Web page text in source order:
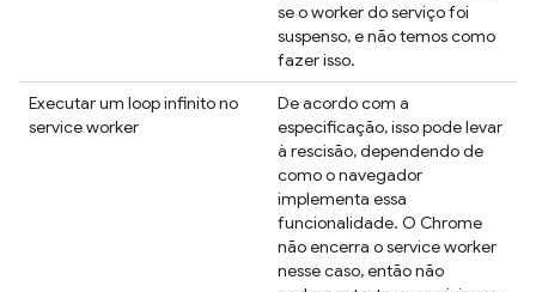
se o worker do serviço foi
suspenso, e não temos como
fazer isso.
Executar um loop infinito no
service worker
De acordo com a
especificação, isso pode levar
à rescisão, dependendo de
como o navegador
implementa essa
funcionalidade. O Chrome
não encerra o service worker
nesse caso, então não